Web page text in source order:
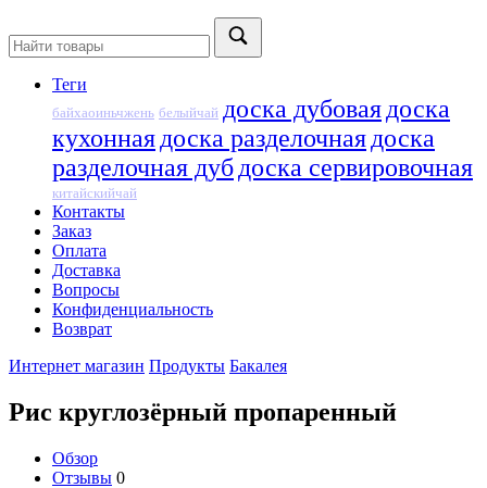
Теги
байхаоиньчжень белыйчай доска дубовая доска
кухонная доска разделочная доска
разделочная дуб доска сервировочная
китайскийчай
Контакты
Заказ
Оплата
Доставка
Вопросы
Конфиденциальность
Возврат
Интернет магазин Продукты Бакалея
Рис круглозёрный пропаренный
Обзор
Отзывы 0